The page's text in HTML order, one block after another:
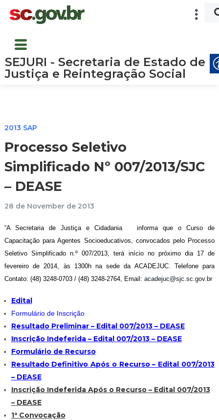
SEJURI - Secretaria de Estado de
Justiça e Reintegração Social
2013 SAP
Processo Seletivo
Simplificado Nº 007/2013/SJC
– DEASE
28 de November de 2013
“A Secretaria de Justiça e Cidadania informa que o Curso de
Capacitação para Agentes Socioeducativos, convocados pelo Processo
Seletivo Simplificado n.º 007/2013, terá início no próximo dia 17 de
fevereiro de 2014, às 1300h na sede da ACADEJUC. Telefone para
Contato: (48) 3248-0703 / (48) 3248-2764, Email: acadejuc@sjc.sc.gov.br
Edital
Formulário de Inscrição
Resultado Preliminar – Edital 007/2013 – DEASE
Inscrição Indeferida – Edital 007/2013 – DEASE
Formulário de Recurso
Resultado Definitivo Após o Recurso – Edital 007/2013
– DEASE
Inscrição Indeferida Após o Recurso – Edital 007/2013
– DEASE
1ª Convocação